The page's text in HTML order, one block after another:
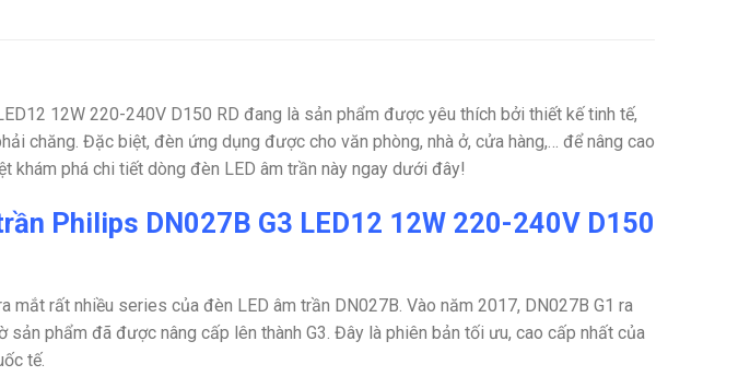
12W 220-240V D150 RD đang là sản phẩm được yêu thích bởi thiết kế tinh tế,
chăng. Đặc biệt, đèn ứng dụng được cho văn phòng, nhà ở, cửa hàng,… để nâng cao
khám phá chi tiết dòng đèn LED âm trần này ngay dưới đây!
Philips DN027B G3 LED12 12W 220-240V D150
mắt rất nhiều series của đèn LED âm trần DN027B. Vào năm 2017, DN027B G1 ra
sản phẩm đã được nâng cấp lên thành G3. Đây là phiên bản tối ưu, cao cấp nhất của
tế.